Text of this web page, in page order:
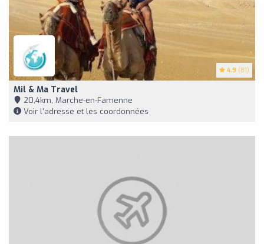
4.9 (81)
Mil & Ma Travel
20,4km, Marche-en-Famenne
Voir l'adresse et les coordonnées